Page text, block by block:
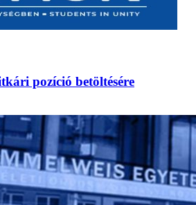
pozíció betöltésére